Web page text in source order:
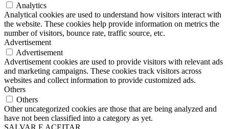
Analytics
Analytical cookies are used to understand how visitors interact with
the website. These cookies help provide information on metrics the
number of visitors, bounce rate, traffic source, etc.
Advertisement
Advertisement
Advertisement cookies are used to provide visitors with relevant ads
and marketing campaigns. These cookies track visitors across
websites and collect information to provide customized ads.
Others
Others
Other uncategorized cookies are those that are being analyzed and
have not been classified into a category as yet.
SALVAR E ACEITAR